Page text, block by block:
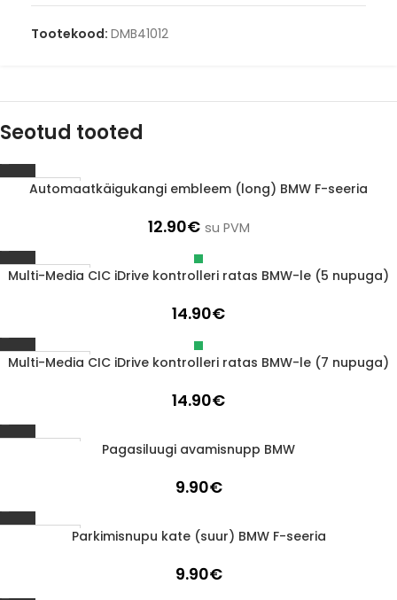
Tootekood: DMB41012
Seotud tooted
1-3 d.d.
Automaatkäigukangi embleem (long) BMW F-seeria
12.90€ su PVM
Läbimüüdud
Multi-Media CIC iDrive kontrolleri ratas BMW-le (5 nupuga)
14.90€
Läbimüüdud
Multi-Media CIC iDrive kontrolleri ratas BMW-le (7 nupuga)
14.90€
Pagasiluugi avamisnupp BMW
9.90€
Parkimisnupu kate (suur) BMW F-seeria
9.90€